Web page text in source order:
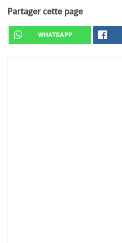
Partager cette page
WHATSAPP